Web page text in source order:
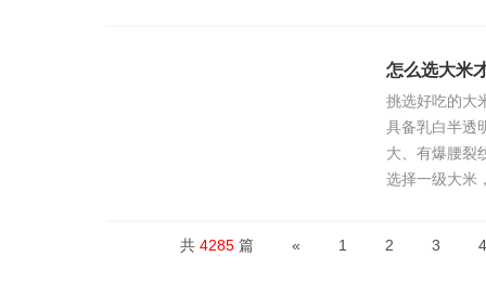
怎么选大米
挑选好吃的大
具备乳白半透
大、有爆腰裂
选择一级大米
共4285 篇 « 1 2 3